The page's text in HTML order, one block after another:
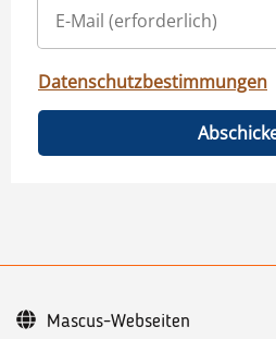
Datenschutzbestimmungen
Mascus-Webseiten